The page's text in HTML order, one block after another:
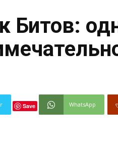
Битов:
Save WhatsApp